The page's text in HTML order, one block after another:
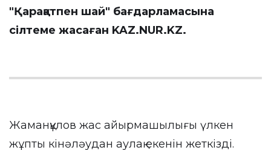
"Қарақатпен шай" бағдарламасына
сілтеме жасаған KAZ.NUR.KZ.
Жаманқұлов жас айырмашылығы үлкен
жұпты кінәләудан аулақ екенін жеткізді.